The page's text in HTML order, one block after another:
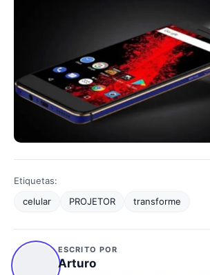
Etiquetas:
celular
PROJETOR transforme
ESCRITO POR
Arturo